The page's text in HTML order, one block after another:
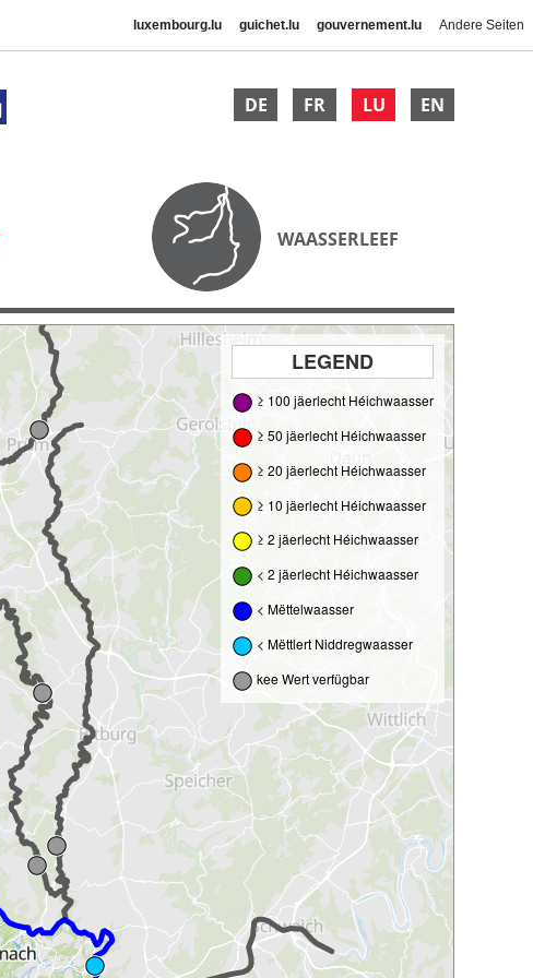
luxembourg.lu guichet.lu gouvernement.lu Andere Seiten
DE FR LU EN
WAASSERLEEF
LEGEND
≥ 100 jäerlecht Héichwaasser
≥ 50 jäerlecht Héichwaasser
≥ 20 jäerlecht Héichwaasser
≥ 10 jäerlecht Héichwaasser
≥ 2 jäerlecht Héichwaasser
< 2 jäerlecht Héichwaasser
< Mëttelwaasser
< Mëttlert Niddregwaasser
kee Wert verfügbar